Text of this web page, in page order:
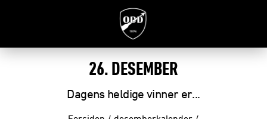
26. DESEMBER
Dagens heldige vinner er...